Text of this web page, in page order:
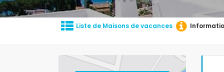
Liste de Maisons de vacances